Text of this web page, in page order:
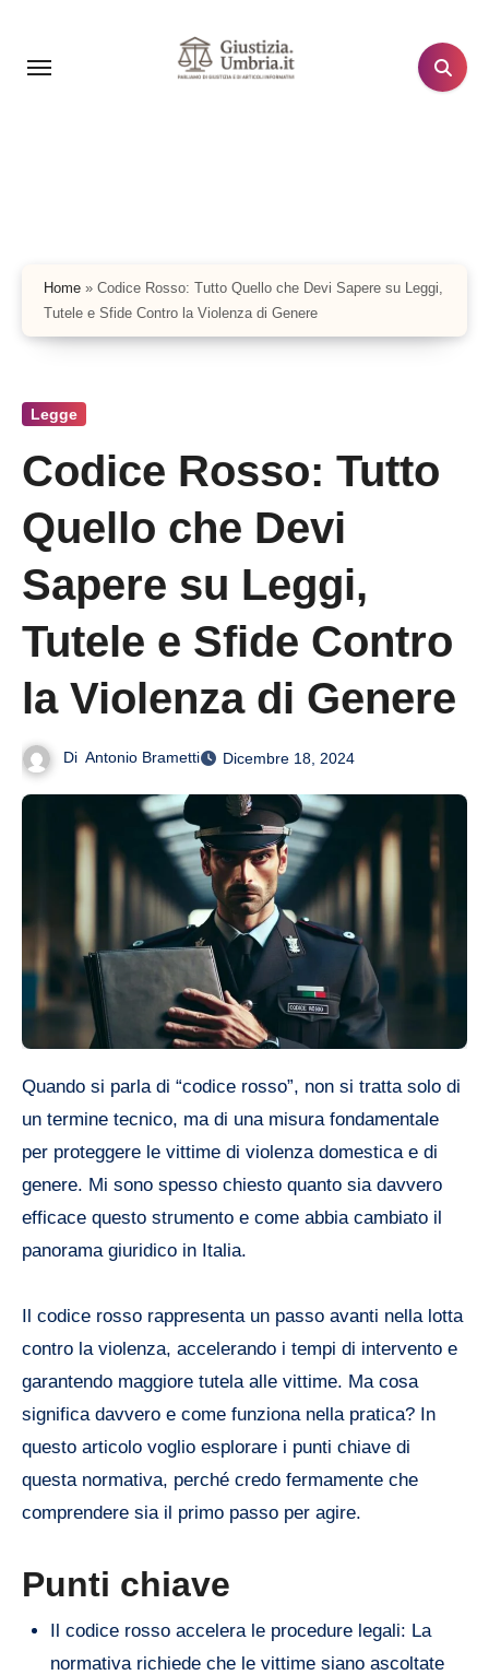
contenuto
Home » Codice Rosso: Tutto Quello che Devi Sapere su Leggi,
Tutele e Sfide Contro la Violenza di Genere
Legge
Codice Rosso: Tutto
Quello che Devi
Sapere su Leggi,
Tutele e Sfide Contro
la Violenza di Genere
Di Antonio Brametti Dicembre 18, 2024
Quando si parla di “codice rosso”, non si tratta solo di
un termine tecnico, ma di una misura fondamentale
per proteggere le vittime di violenza domestica e di
genere. Mi sono spesso chiesto quanto sia davvero
efficace questo strumento e come abbia cambiato il
panorama giuridico in Italia.
Il codice rosso rappresenta un passo avanti nella lotta
contro la violenza, accelerando i tempi di intervento e
garantendo maggiore tutela alle vittime. Ma cosa
significa davvero e come funziona nella pratica? In
questo articolo voglio esplorare i punti chiave di
questa normativa, perché credo fermamente che
comprendere sia il primo passo per agire.
Punti chiave
Il codice rosso accelera le procedure legali: La
normativa richiede che le vittime siano ascoltate